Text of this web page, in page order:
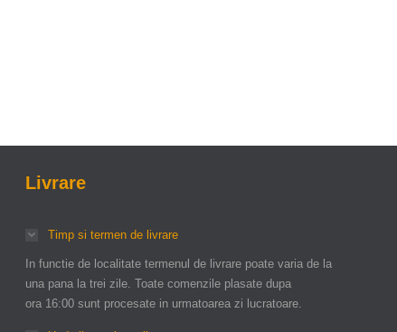
Livrare
Timp si termen de livrare
In functie de localitate termenul de livrare poate varia de la
una pana la trei zile. Toate comenzile plasate dupa
ora 16:00 sunt procesate in urmatoarea zi lucratoare.